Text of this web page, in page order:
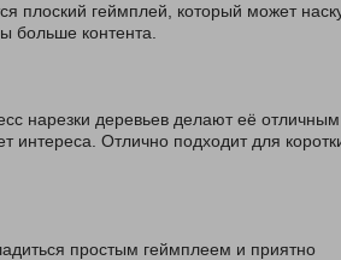
плоский геймплей, который может
больше контента.
нарезки деревьев делают её отличным
интереса. Отлично подходит для
простым геймплеем и приятно